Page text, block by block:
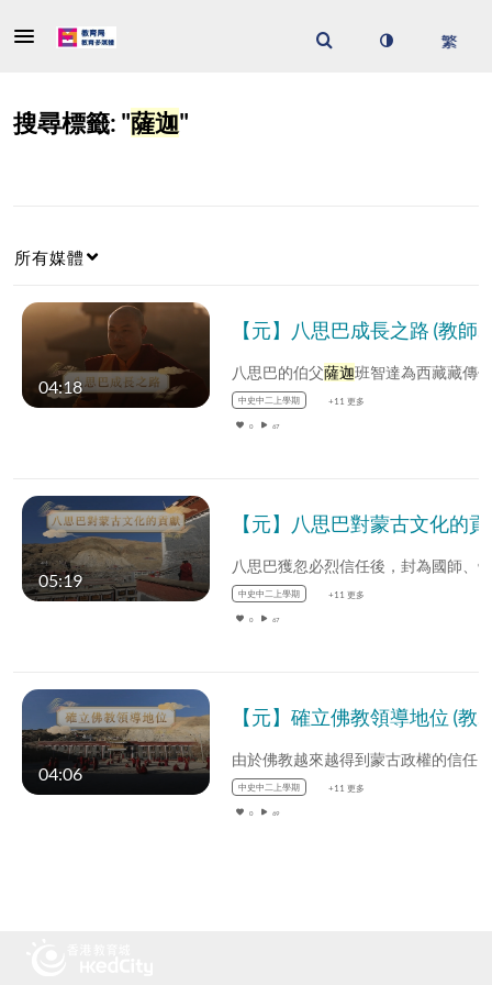
搜尋標籤: "薩迦"
所有媒體
04:18
八思巴的伯父薩迦班智達為西藏藏傳佛教
中史中二上學期 +11 更多
0 67
05:19
中史中二上學期 +11 更多
0 67
04:06
中史中二上學期 +11 更多
0 69